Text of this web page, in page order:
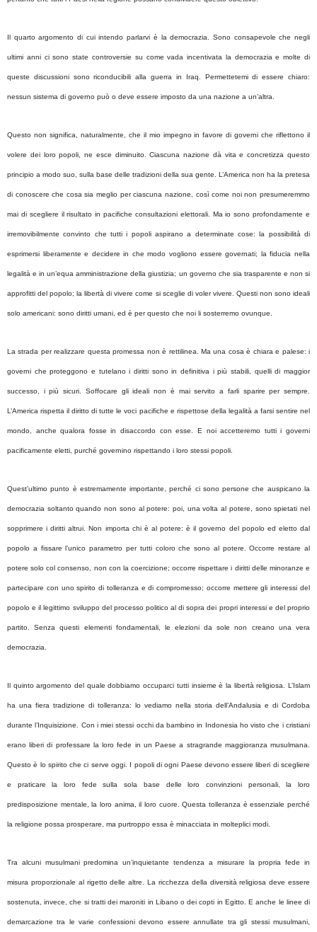
Il quarto argomento di cui intendo parlarvi è la democrazia. Sono consapevole che negli
ultimi anni ci sono state controversie su come vada incentivata la democrazia e molte di
queste discussioni sono riconducibili alla guerra in Iraq. Permettetemi di essere chiaro:
nessun sistema di governo può o deve essere imposto da una nazione a un’altra.
Questo non significa, naturalmente, che il mio impegno in favore di governi che riflettono il
volere dei loro popoli, ne esce diminuito. Ciascuna nazione dà vita e concretizza questo
principio a modo suo, sulla base delle tradizioni della sua gente. L’America non ha la pretesa
di conoscere che cosa sia meglio per ciascuna nazione, così come noi non presumeremmo
mai di scegliere il risultato in pacifiche consultazioni elettorali. Ma io sono profondamente e
irremovibilmente convinto che tutti i popoli aspirano a determinate cose: la possibilità di
esprimersi liberamente e decidere in che modo vogliono essere governati; la fiducia nella
legalità e in un’equa amministrazione della giustizia; un governo che sia trasparente e non si
approfitti del popolo; la libertà di vivere come si sceglie di voler vivere. Questi non sono ideali
solo americani: sono diritti umani, ed è per questo che noi li sosterremo ovunque.
La strada per realizzare questa promessa non è rettilinea. Ma una cosa è chiara e palese: i
governi che proteggono e tutelano i diritti sono in definitiva i più stabili, quelli di maggior
successo, i più sicuri. Soffocare gli ideali non è mai servito a farli sparire per sempre.
L’America rispetta il diritto di tutte le voci pacifiche e rispettose della legalità a farsi sentire nel
mondo, anche qualora fosse in disaccordo con esse. E noi accetteremo tutti i governi
pacificamente eletti, purché governino rispettando i loro stessi popoli.
Quest’ultimo punto è estremamente importante, perché ci sono persone che auspicano la
democrazia soltanto quando non sono al potere: poi, una volta al potere, sono spietati nel
sopprimere i diritti altrui. Non importa chi è al potere: è il governo del popolo ed eletto dal
popolo a fissare l’unico parametro per tutti coloro che sono al potere. Occorre restare al
potere solo col consenso, non con la coercizione; occorre rispettare i diritti delle minoranze e
partecipare con uno spirito di tolleranza e di compromesso; occorre mettere gli interessi del
popolo e il legittimo sviluppo del processo politico al di sopra dei propri interessi e del proprio
partito. Senza questi elementi fondamentali, le elezioni da sole non creano una vera
democrazia.
Il quinto argomento del quale dobbiamo occuparci tutti insieme è la libertà religiosa. L’Islam
ha una fiera tradizione di tolleranza: lo vediamo nella storia dell’Andalusia e di Cordoba
durante l’Inquisizione. Con i miei stessi occhi da bambino in Indonesia ho visto che i cristiani
erano liberi di professare la loro fede in un Paese a stragrande maggioranza musulmana.
Questo è lo spirito che ci serve oggi. I popoli di ogni Paese devono essere liberi di scegliere
e praticare la loro fede sulla sola base delle loro convinzioni personali, la loro
predisposizione mentale, la loro anima, il loro cuore. Questa tolleranza è essenziale perché
la religione possa prosperare, ma purtroppo essa è minacciata in molteplici modi.
Tra alcuni musulmani predomina un’inquietante tendenza a misurare la propria fede in
misura proporzionale al rigetto delle altre. La ricchezza della diversità religiosa deve essere
sostenuta, invece, che si tratti dei maroniti in Libano o dei copti in Egitto. E anche le linee di
demarcazione tra le varie confessioni devono essere annullate tra gli stessi musulmani,